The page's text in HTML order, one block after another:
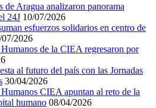
de Aragua analizaron panorama
24J 10/07/2026
esfuerzos solidarios en centro de
07/2026
Humanos de la CIEA regresaron por
al futuro del país con las Jornadas
30/04/2026
CIEA apuntan al reto de la
humano 08/04/2026